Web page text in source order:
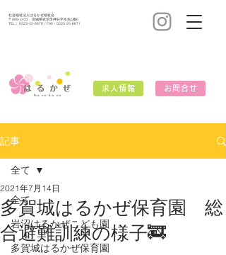
社会福祉法人はるかぜ福祉会
〒989-2423 宮城県岩沼市押分字水先5番6
TEL： 0223-25-6670 / FAX：0223-25-6671
求人情報 お問合せ
記事
全て
岩沼はるかぜこども園
多賀城はるかぜ保育園
全て
多賀城はるかぜ保育園 総
合避難訓練の様子🚒
2021年7月14日